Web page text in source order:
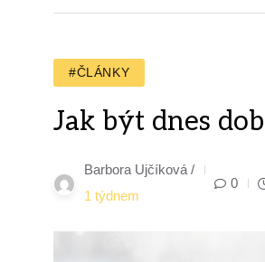
#ČLÁNKY
Jak být dnes
Barbora Ujčíková /
1 týdnem
0